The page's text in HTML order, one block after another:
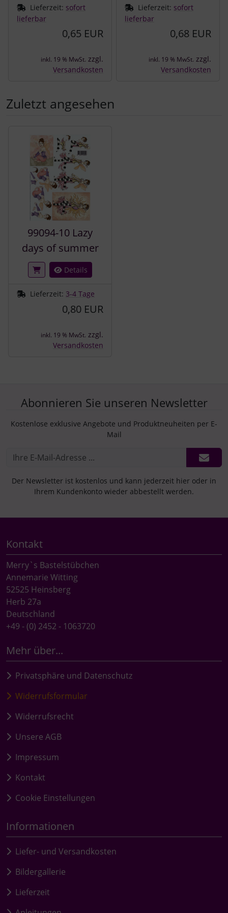
Lieferzeit: sofort
lieferbar
0,65 EUR
inkl. 19 % MwSt. zzgl.
Versandkosten
Lieferzeit: sofort
lieferbar
0,68 EUR
inkl. 19 % MwSt. zzgl.
Versandkosten
Zuletzt angesehen
99094-10 Lazy
days of summer
Details
Lieferzeit: 3-4 Tage
0,80 EUR
inkl. 19 % MwSt. zzgl.
Versandkosten
Abonnieren Sie unseren Newsletter
Kostenlose exklusive Angebote und Produktneuheiten per E-
Mail
Der Newsletter ist kostenlos und kann jederzeit hier oder in
Ihrem Kundenkonto wieder abbestellt werden.
Kontakt
Merry`s Bastelstübchen
Annemarie Witting
52525 Heinsberg
Herb 27a
Deutschland
+49 - (0) 2452 - 1063720
Mehr über...
Privatsphäre und Datenschutz
Widerrufsformular
Widerrufsrecht
Unsere AGB
Impressum
Kontakt
Cookie Einstellungen
Informationen
Liefer- und Versandkosten
Bildergallerie
Lieferzeit